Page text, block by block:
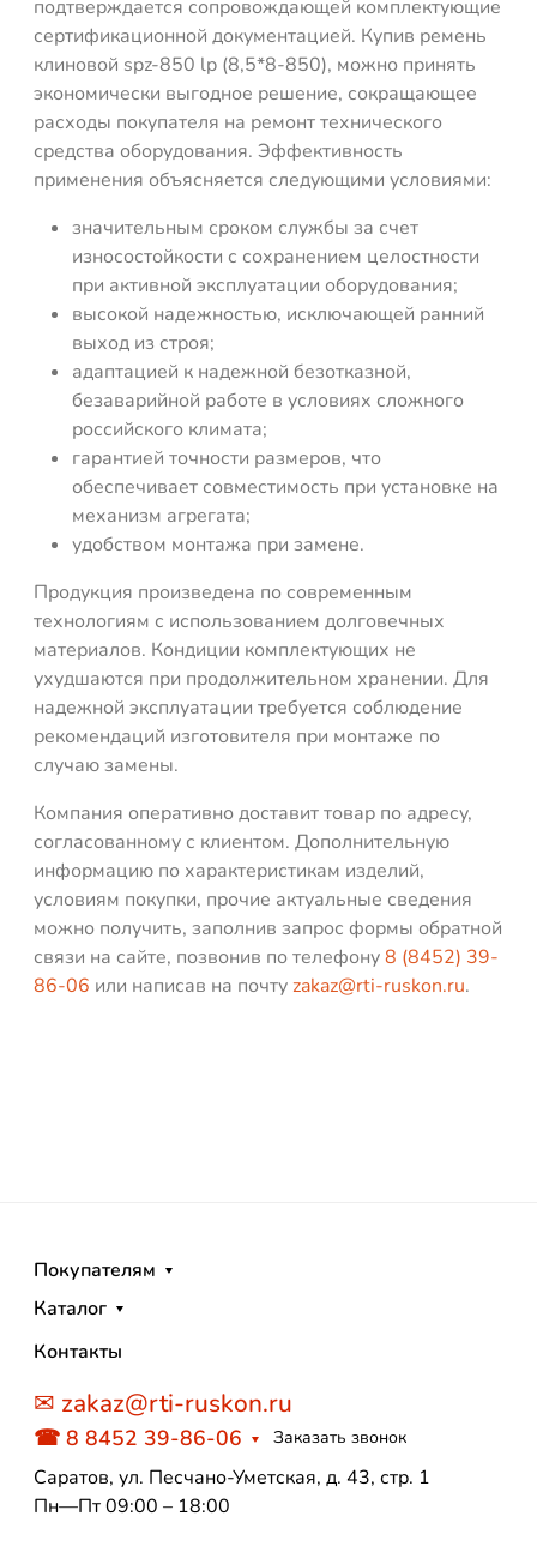
подтверждается сопровождающей комплектующие
сертификационной документацией. Купив ремень
клиновой spz-850 lp (8,5*8-850), можно принять
экономически выгодное решение, сокращающее
расходы покупателя на ремонт технического
средства оборудования. Эффективность
применения объясняется следующими условиями:
значительным сроком службы за счет
износостойкости с сохранением целостности
при активной эксплуатации оборудования;
высокой надежностью, исключающей ранний
выход из строя;
адаптацией к надежной безотказной,
безаварийной работе в условиях сложного
российского климата;
гарантией точности размеров, что
обеспечивает совместимость при установке на
механизм агрегата;
удобством монтажа при замене.
Продукция произведена по современным
технологиям с использованием долговечных
материалов. Кондиции комплектующих не
ухудшаются при продолжительном хранении. Для
надежной эксплуатации требуется соблюдение
рекомендаций изготовителя при монтаже по
случаю замены.
Компания оперативно доставит товар по адресу,
согласованному с клиентом. Дополнительную
информацию по характеристикам изделий,
условиям покупки, прочие актуальные сведения
можно получить, заполнив запрос формы обратной
связи на сайте, позвонив по телефону8 (8452) 39-
86-06 или написав на почтуzakaz@rti-ruskon.ru.
Покупателям
Каталог
Контакты
✉ zakaz@rti-ruskon.ru
☎ 8 8452 39-86-06 Заказать звонок
Саратов, ул. Песчано-Уметская, д. 43, стр. 1
Пн—Пт 09:00 – 18:00